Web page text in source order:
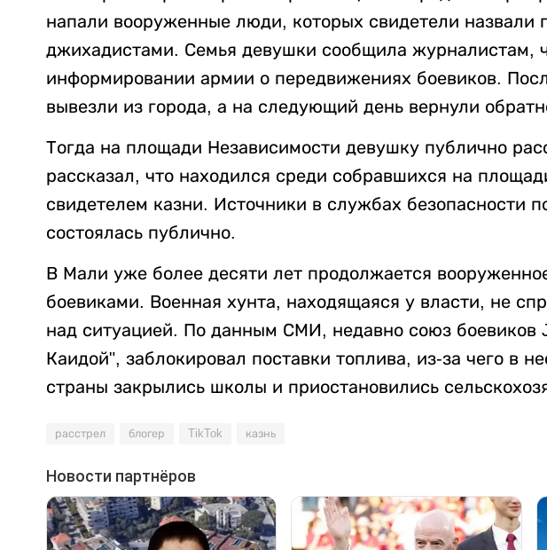
напали вооруженные люди, которых свидетели назвали
джихадистами. Семья девушки сообщила журналистам,
информировании армии о передвижениях боевиков.
вывезли из города, а на следующий день вернули
Тогда на площади Независимости девушку публично
рассказал, что находился среди собравшихся на
свидетелем казни. Источники в службах безопасности
состоялась публично.
В Мали уже более десяти лет продолжается
боевиками. Военная хунта, находящаяся у власти, не
над ситуацией. По данным СМИ, недавно союз боевиков
Каидой", заблокировал поставки топлива, из-за чего в
страны закрылись школы и приостановились
расстрел блогер TikTok казнь